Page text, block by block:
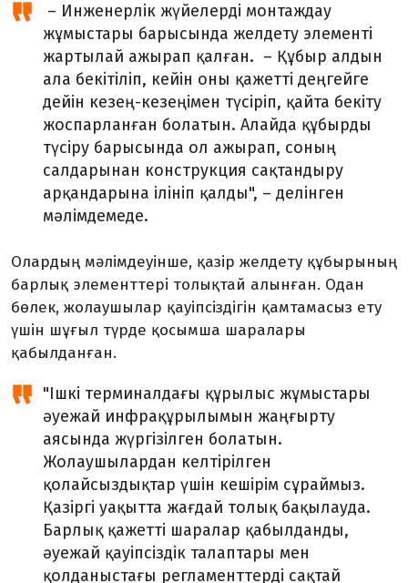
– Инженерлік жүйелерді монтаждау
жұмыстары барысында желдету элементі
жартылай ажырап қалған. – Құбыр алдын
ала бекітіліп, кейін оны қажетті деңгейге
дейін кезең-кезеңімен түсіріп, қайта бекіту
жоспарланған болатын. Алайда құбырды
түсіру барысында ол ажырап, соның
салдарынан конструкция сақтандыру
арқандарына ілініп қалды", – делінген
мәлімдемеде.
Олардың мәлімдеуінше, қазір желдету құбырының
барлық элементтері толықтай алынған. Одан
бөлек, жолаушылар қауіпсіздігін қамтамасыз ету
үшін шұғыл түрде қосымша шаралары
қабылданған.
"Ішкі терминалдағы құрылыс жұмыстары
әуежай инфрақұрылымын жаңғырту
аясында жүргізілген болатын.
Жолаушылардан келтірілген
қолайсыздықтар үшін кешірім сұраймыз.
Қазіргі уақытта жағдай толық бақылауда.
Барлық қажетті шаралар қабылданды,
әуежай қауіпсіздік талаптары мен
қолданыстағы регламенттерді сақтай